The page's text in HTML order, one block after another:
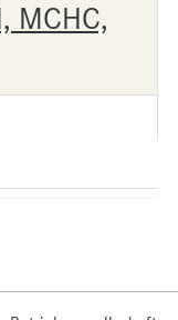
MCHC,